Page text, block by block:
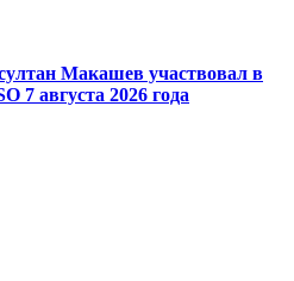
Макашев участвовал в
7 августа 2026 года